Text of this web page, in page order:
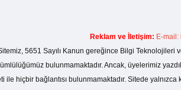
Reklam ve İletişim: E-mail:
5651 Sayılı Kanun gereğince Bilgi Teknolojileri
bulunmamaktadır. Ancak, üyelerimiz
ile hiçbir bağlantısı bulunmamaktadır. Sitede